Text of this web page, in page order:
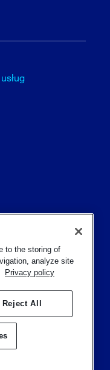
to the storing of
analyze site
Privacy policy
Reject All